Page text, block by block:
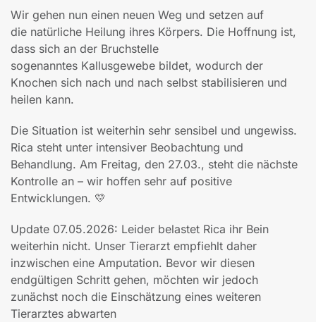
Wir gehen nun einen neuen Weg und setzen auf
die natürliche Heilung ihres Körpers. Die Hoffnung ist,
dass sich an der Bruchstelle
sogenanntes Kallusgewebe bildet, wodurch der
Knochen sich nach und nach selbst stabilisieren und
heilen kann.
Die Situation ist weiterhin sehr sensibel und ungewiss.
Rica steht unter intensiver Beobachtung und
Behandlung. Am Freitag, den 27.03., steht die nächste
Kontrolle an – wir hoffen sehr auf positive
Entwicklungen. 💛
Update 07.05.2026: Leider belastet Rica ihr Bein
weiterhin nicht. Unser Tierarzt empfiehlt daher
inzwischen eine Amputation. Bevor wir diesen
endgültigen Schritt gehen, möchten wir jedoch
zunächst noch die Einschätzung eines weiteren
Tierarztes abwarten